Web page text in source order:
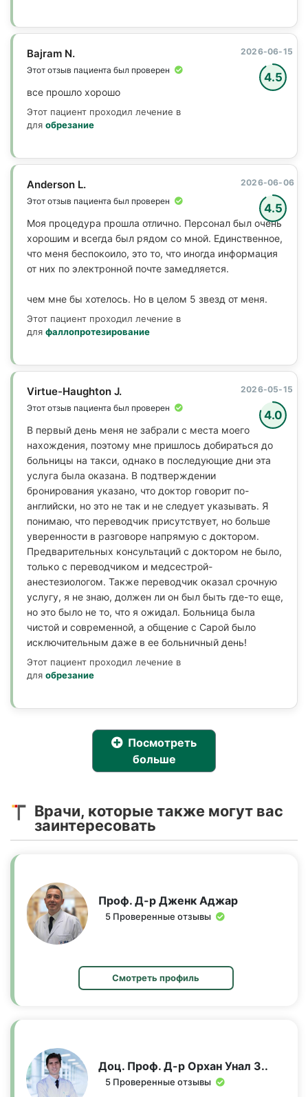
4.5
Bajram N.
Этот отзыв пациента был проверен
2026-06-15
все прошло хорошо
Этот пациент проходил лечение в
для обрезание
4.5
Anderson L.
Этот отзыв пациента был проверен
2026-06-06
Моя процедура прошла отлично. Персонал был очень
хорошим и всегда был рядом со мной. Единственное,
что меня беспокоило, это то, что иногда информация
от них по электронной почте замедляется.
чем мне бы хотелось. Но в целом 5 звезд от меня.
Этот пациент проходил лечение в
для фаллопротезирование
4.0
Virtue-Haughton J.
Этот отзыв пациента был проверен
2026-05-15
В первый день меня не забрали с места моего
нахождения, поэтому мне пришлось добираться до
больницы на такси, однако в последующие дни эта
услуга была оказана. В подтверждении
бронирования указано, что доктор говорит по-
английски, но это не так и не следует указывать. Я
понимаю, что переводчик присутствует, но больше
уверенности в разговоре напрямую с доктором.
Предварительных консультаций с доктором не было,
только с переводчиком и медсестрой-
анестезиологом. Также переводчик оказал срочную
услугу, я не знаю, должен ли он был быть где-то еще,
но это было не то, что я ожидал. Больница была
чистой и современной, а общение с Сарой было
исключительным даже в ее больничный день!
Этот пациент проходил лечение в
для обрезание
больше
Врачи, которые также могут вас
заинтересовать
Проф. Д-р Джeнк Аджар
5 Проверенные отзывы
Смотреть профиль
Доц. Проф. Д-р Орхан Унал З..
5 Проверенные отзывы